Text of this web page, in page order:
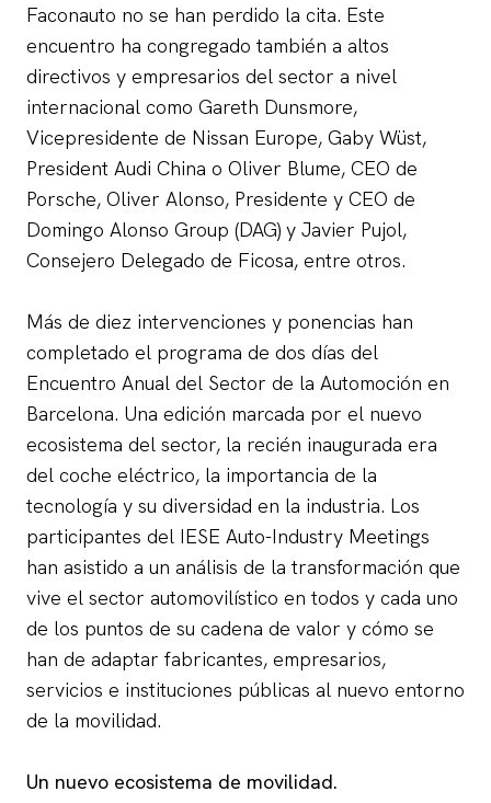
Faconauto no se han perdido la cita. Este
encuentro ha congregado también a altos
directivos y empresarios del sector a nivel
internacional como Gareth Dunsmore,
Vicepresidente de Nissan Europe, Gaby Wüst,
President Audi China o Oliver Blume, CEO de
Porsche, Oliver Alonso, Presidente y CEO de
Domingo Alonso Group (DAG) y Javier Pujol,
Consejero Delegado de Ficosa, entre otros.
Más de diez intervenciones y ponencias han
completado el programa de dos días del
Encuentro Anual del Sector de la Automoción en
Barcelona. Una edición marcada por el nuevo
ecosistema del sector, la recién inaugurada era
del coche eléctrico, la importancia de la
tecnología y su diversidad en la industria. Los
participantes del IESE Auto-Industry Meetings
han asistido a un análisis de la transformación que
vive el sector automovilístico en todos y cada uno
de los puntos de su cadena de valor y cómo se
han de adaptar fabricantes, empresarios,
servicios e instituciones públicas al nuevo entorno
de la movilidad.
Un nuevo ecosistema de movilidad.